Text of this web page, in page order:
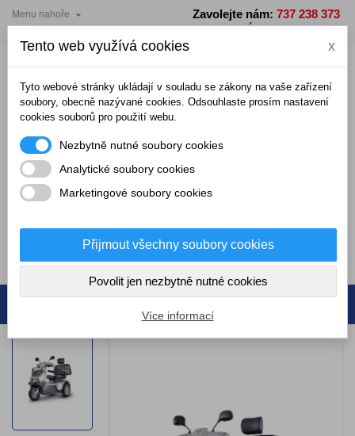
Přidat do seznamu přání ×
add_circle_outline Vytvořit nový seznam
Vytvořit seznam přání ×
Zrušit Vytvořit seznam přání
Přihlásit se ×
Musíte být přihlášení, abyste mohli ukládat produkty do
seznamu přání.
Zrušit Přihlásit se
Menu nahoře  Zavolejte nám: 737 238 373
PO - PÁ: 7 - 15 hodin
0,00 Kč
Tento web využívá cookies x
Tyto webové stránky ukládají v souladu se zákony na vaše zařízení
soubory, obecně nazývané cookies. Odsouhlaste prosím nastavení
cookies souborů pro použití webu.
Nezbytně nutné soubory cookies
Analytické soubory cookies
Marketingové soubory cookies
Přijmout všechny soubory cookies
Povolit jen nezbytně nutné cookies
Více informací